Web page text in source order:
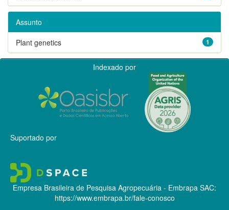
Assunto
1
Plant genetics
Indexado por
Suportado por
Empresa Brasileira de Pesquisa Agropecuária - Embrapa SAC:
https://www.embrapa.br/fale-conosco